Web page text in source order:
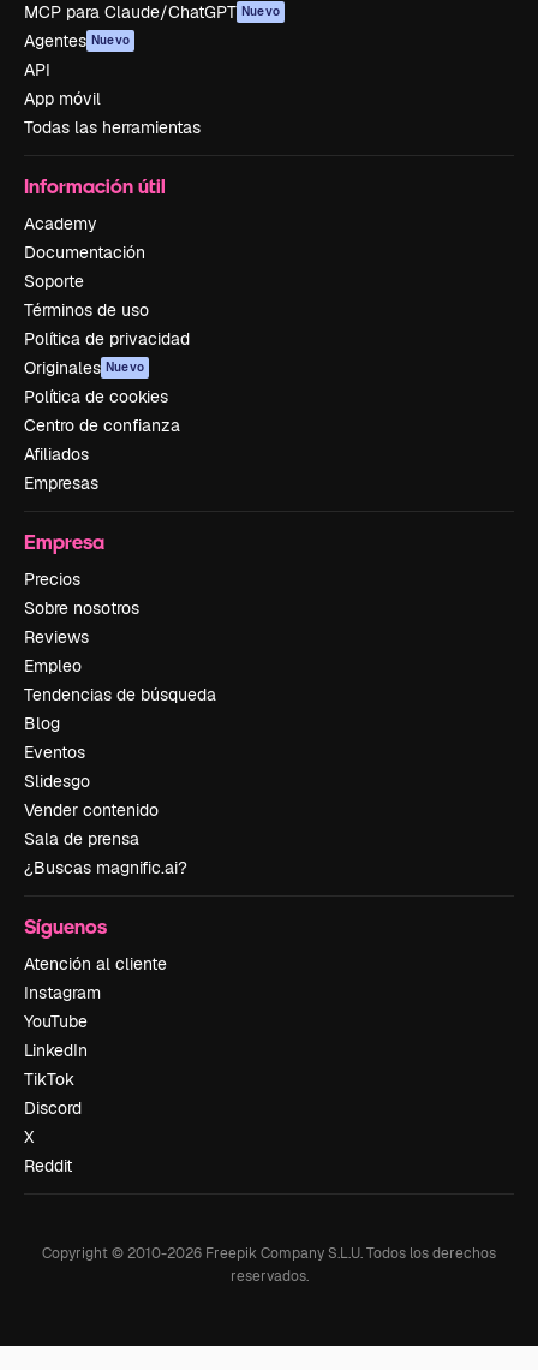
MCP para Claude/ChatGPT Nuevo
Agentes Nuevo
API
App móvil
Todas las herramientas
Información útil
Academy
Documentación
Soporte
Términos de uso
Política de privacidad
Originales Nuevo
Política de cookies
Centro de confianza
Afiliados
Empresas
Empresa
Precios
Sobre nosotros
Reviews
Empleo
Tendencias de búsqueda
Blog
Eventos
Slidesgo
Vender contenido
Sala de prensa
¿Buscas magnific.ai?
Síguenos
Atención al cliente
Instagram
YouTube
LinkedIn
TikTok
Discord
X
Reddit
Copyright © 2010-2026 Freepik Company S.L.U.Todos los derechos
reservados.